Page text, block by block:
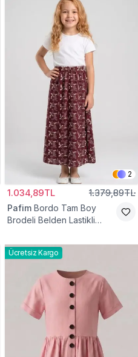
2
1.034,89TL 1.379,89TL
Pafim Bordo Tam Boy
Brodeli Belden Lastikli
Ücretsiz Kargo